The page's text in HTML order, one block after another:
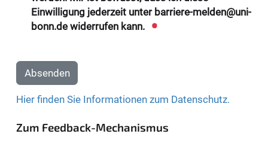
Einwilligung jederzeit unter barriere-melden@uni-
bonn.de widerrufen kann.
Absenden
Hier finden Sie Informationen zum Datenschutz.
Zum Feedback-Mechanismus